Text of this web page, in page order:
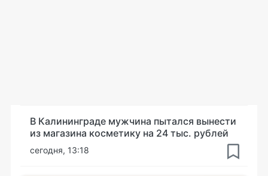
В Калининграде мужчина пытался вынести
из магазина косметику на 24 тыс. рублей
сегодня, 13:18